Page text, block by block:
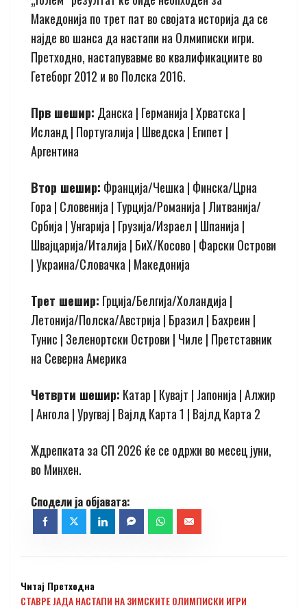
Македонија по трет пат во својата историја да се
најде во шанса да настапи на Олмиписки игри.
Претходно, настапувавме во квалификациите во
Гетеборг 2012 и во Полска 2016.
Прв шешир: Данска | Германија | Хрватска |
Исланд | Португалија | Шведска | Египет |
Аргентина
Втор шешир: Франција/Чешка | Финска/Црна
Гора | Словенија | Турција/Романија | Литванија/
Србија | Унгарија | Грузија/Израел | Шпанија |
Швајцарија/Италија | БиХ/Косово | Фарски Острови
| Украина/Словачка | Македонија
Трет шешир: Грција/Белгија/Холандија |
Летонија/Полска/Австрија | Бразил | Бахреин |
Тунис | Зеленортски Острови | Чиле | Претставник
на Северна Америка
Четврти шешир: Катар | Кувајт | Јапонија | Алжир
| Ангола | Уругвај | Вајлд Карта 1 | Вајлд Карта 2
Ждрепката за СП 2026 ќе се одржи во месец јуни,
во Минхен.
Читај Претходна
СТАВРЕ ЈАДА НАСТАПИ НА ЗИМСКИТЕ ОЛИМПИСКИ ИГРИ